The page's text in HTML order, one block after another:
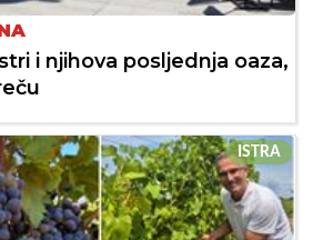
i njihova posljednja oaza,
ISTRA